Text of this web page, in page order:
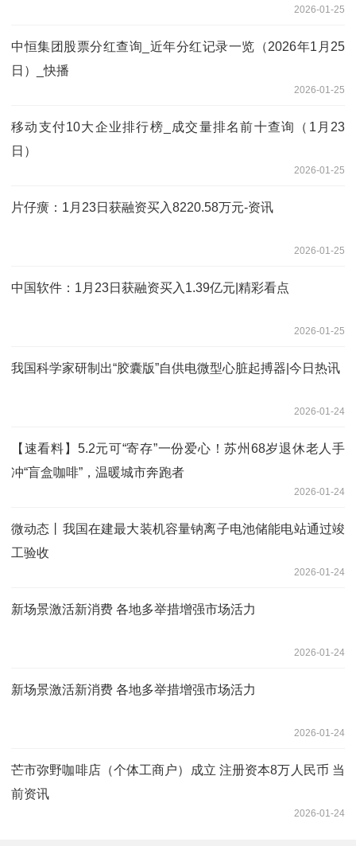
2026-01-25
中恒集团股票分红查询_近年分红记录一览（2026年1月25
日）_快播
2026-01-25
移动支付10大企业排行榜_成交量排名前十查询（1月23
日）
2026-01-25
片仔癀：1月23日获融资买入8220.58万元-资讯
2026-01-25
中国软件：1月23日获融资买入1.39亿元|精彩看点
2026-01-25
我国科学家研制出“胶囊版”自供电微型心脏起搏器|今日热讯
2026-01-24
【速看料】5.2元可“寄存”一份爱心！苏州68岁退休老人手
冲“盲盒咖啡”，温暖城市奔跑者
2026-01-24
微动态丨我国在建最大装机容量钠离子电池储能电站通过竣
工验收
2026-01-24
新场景激活新消费 各地多举措增强市场活力
2026-01-24
新场景激活新消费 各地多举措增强市场活力
2026-01-24
芒市弥野咖啡店（个体工商户）成立 注册资本8万人民币 当
前资讯
2026-01-24